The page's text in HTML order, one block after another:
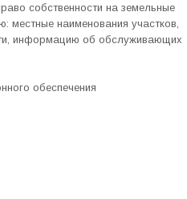
собственности на земельные
местные наименования участков,
информацию об обслуживающих
обеспечения